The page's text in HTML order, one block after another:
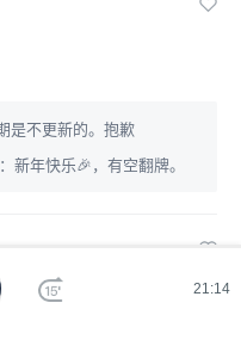
21:14
是不更新的。抱歉
：新年快乐🎉，有空翻牌。
繁华如繁花易逝，人生